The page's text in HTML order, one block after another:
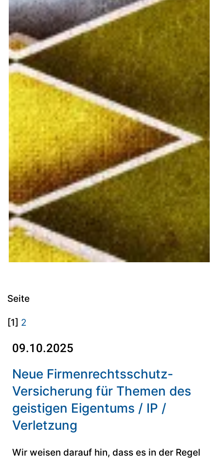
Seite
[1] 2
09.10.2025
Neue Firmenrechtsschutz-
Versicherung für Themen des
geistigen Eigentums / IP /
Verletzung
Wir weisen darauf hin, dass es in der Regel